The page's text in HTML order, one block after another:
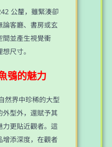
公釐，雖緊湊卻
客廳、書房或玄
間並產生視覺衝
尺寸。
鴞的魅力
然界中珍稀的大型
外型外，還賦予其
力更貼近觀者。這
增添深度，在觀者